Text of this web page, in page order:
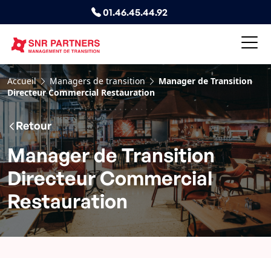
01.46.45.44.92
Accueil Managers de transition
Manager de Transition
Directeur Commercial Restauration
Retour
Manager de Transition
Directeur Commercial
Restauration